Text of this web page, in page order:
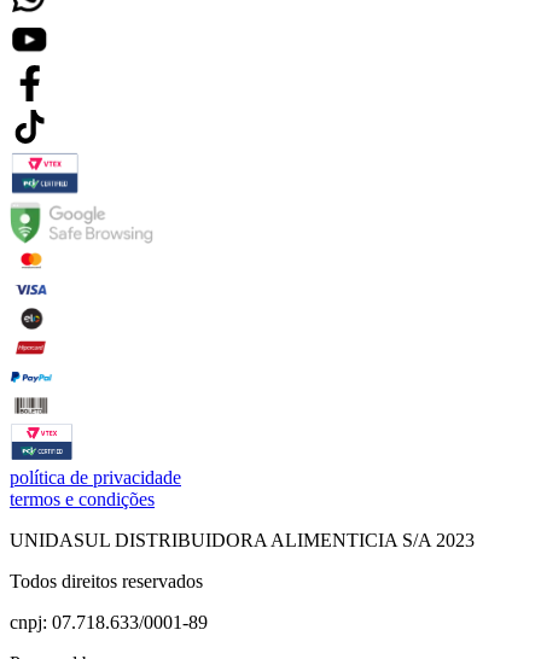
política de privacidade
termos e condições
UNIDASUL DISTRIBUIDORA ALIMENTICIA S/A 2023
Todos direitos reservados
cnpj: 07.718.633/0001-89